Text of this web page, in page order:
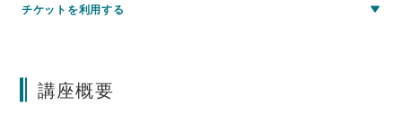
講座概要
チケットを利用する